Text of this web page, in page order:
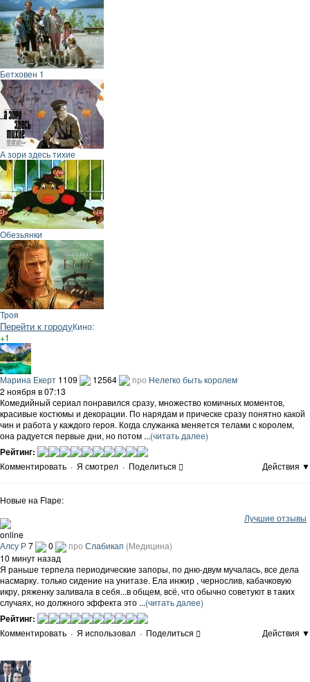
Бетховен 1
А зори здесь тихие
Обезьянки
Троя
Перейти к городуКино:
+1
Марина Екерт 1109 12564 про Нелегко быть королем
2 ноября в 07:13
Комедийный сериал понравился сразу, множество комичных моментов,
красивые костюмы и декорации. По нарядам и прическе сразу понятно какой
чин и работа у каждого героя. Когда служанка меняется телами с королем,
она радуется первые дни, но потом ...(читать далее)
Рейтинг:
Комментировать · Я смотрел · Поделиться Действия ▼
Новые на Flapе:
Лучшие отзывы
online
Алсу Р7 0 про Слабикап (Медицина)
10 минут назад
Я раньше терпела периодические запоры, по дню-двум мучалась, все дела
насмарку. только сидение на унитазе. Ела инжир , чернослив, кабачковую
икру, ряженку заливала в себя...в общем, всё, что обычно советуют в таких
случаях, но должного эффекта это ...(читать далее)
Рейтинг:
Комментировать · Я использовал · Поделиться Действия ▼